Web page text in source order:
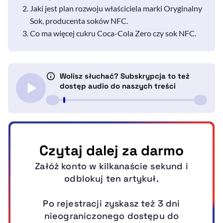
Jaki jest plan rozwoju właściciela marki Oryginalny
Sok, producenta soków NFC.
Co ma więcej cukru Coca-Cola Zero czy sok NFC.